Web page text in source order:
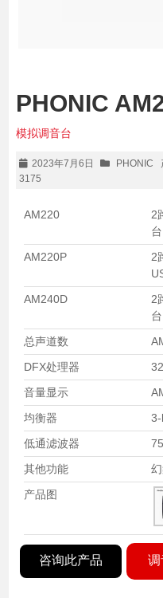
PHONIC
模拟调音台
2023年7月6日 PHONIC
3175
AM220
2
台
AM220P
2
AM240D
2
总声道数
DFX处理器
音量显示
均衡器
低通滤波器
其他功能
产品图
咨询此产品 调